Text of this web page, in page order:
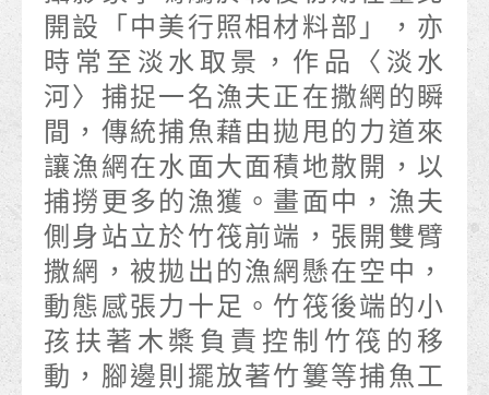
開設「中美行照相材料部」，亦
時常至淡水取景，作品〈淡水
河〉捕捉一名漁夫正在撒網的瞬
間，傳統捕魚藉由拋甩的力道來
讓漁網在水面大面積地散開，以
捕撈更多的漁獲。畫面中，漁夫
側身站立於竹筏前端，張開雙臂
撒網，被拋出的漁網懸在空中，
動態感張力十足。竹筏後端的小
孩扶著木槳負責控制竹筏的移
動，腳邊則擺放著竹簍等捕魚工